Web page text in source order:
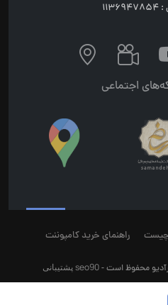
اجتماعی
چیست راهنمای خرید کامپوننت
محفوظ است -seo90پشتیبانی